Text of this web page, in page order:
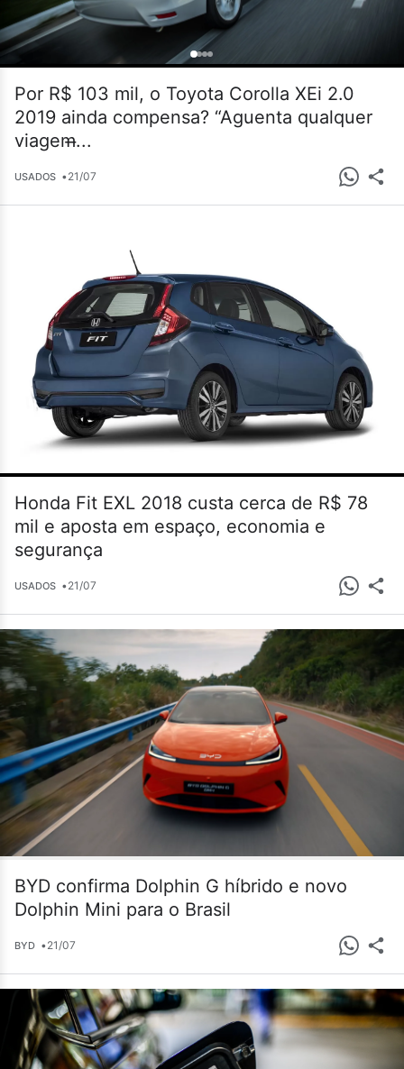
Por R$ 103 mil, o Toyota Corolla XEi 2.0
2019 ainda compensa? “Aguenta qualquer
viagem̶...
USADOS •21/07
Honda Fit EXL 2018 custa cerca de R$ 78
mil e aposta em espaço, economia e
segurança
USADOS •21/07
BYD confirma Dolphin G híbrido e novo
Dolphin Mini para o Brasil
BYD •21/07